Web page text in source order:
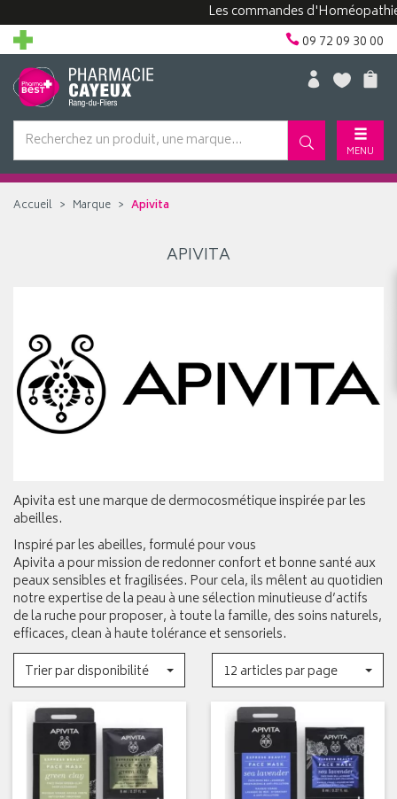
Les commandes d'Homéopathie
09 72 09 30 00
MENU
Accueil Marque Apivita
APIVITA
Apivita est une marque de dermocosmétique inspirée par les
abeilles.
Inspiré par les abeilles, formulé pour vous
Apivita a pour mission de redonner confort et bonne santé aux
peaux sensibles et fragilisées. Pour cela, ils mêlent au quotidien
notre expertise de la peau à une sélection minutieuse d’actifs
de la ruche pour proposer, à toute la famille, des soins naturels,
efficaces, clean à haute tolérance et sensoriels.
Trier par disponibilité
12 articles par page